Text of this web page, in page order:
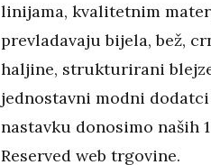
linijama, kvalitetnim
prevladavaju bijela, bež,
haljine, strukturirani
jednostavni modni
nastavku donosimo naših
Reserved web trgovine.